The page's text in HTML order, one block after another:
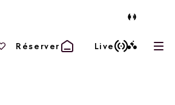
en mode hiver
Vos favoris
Réserver Live